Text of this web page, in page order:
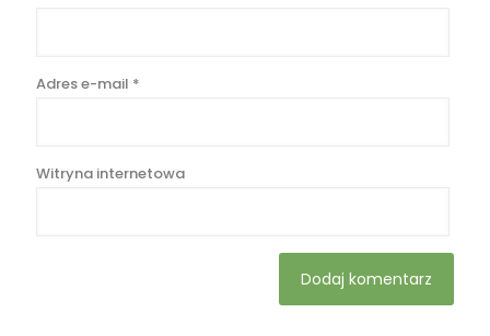
Adres e-mail *
Witryna internetowa